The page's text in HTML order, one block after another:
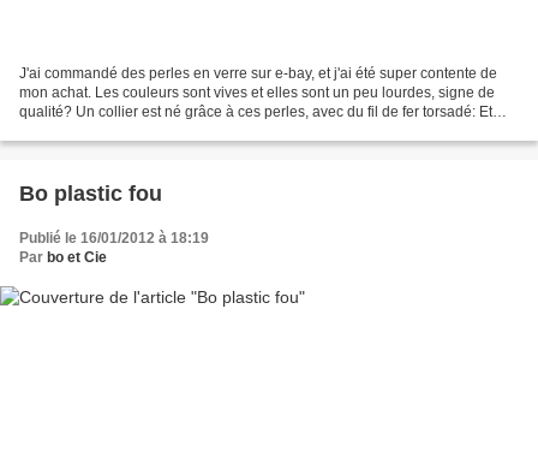
J'ai commandé des perles en verre sur e-bay, et j'ai été super contente de
mon achat. Les couleurs sont vives et elles sont un peu lourdes, signe de
qualité? Un collier est né grâce à ces perles, avec du fil de fer torsadé: Et
Bo plastic fou
Publié le 16/01/2012 à 18:19
Par bo et Cie